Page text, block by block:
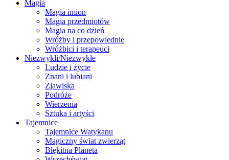
Magia
Magia imion
Magia przedmiotów
Magia na co dzień
Wróżby i przepowiednie
Wróżbici i terapeuci
Niezwykli/Niezwykłe
Ludzie i życie
Znani i lubiani
Zjawiska
Podróże
Wierzenia
Sztuka i artyści
Tajemnice
Tajemnice Watykanu
Magiczny świat zwierząt
Błękitna Planeta